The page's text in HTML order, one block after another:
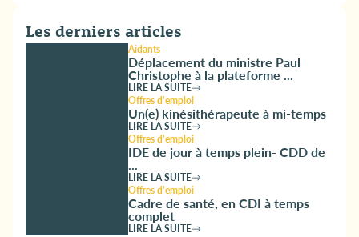
Les derniers articles
Aidants
Déplacement du ministre Paul
Christophe à la plateforme ...
LIRE LA SUITE
Offres d'emploi
Un(e) kinésithérapeute à mi-temps
LIRE LA SUITE
Offres d'emploi
IDE de jour à temps plein- CDD de
...
LIRE LA SUITE
Offres d'emploi
Cadre de santé, en CDI à temps
complet
LIRE LA SUITE